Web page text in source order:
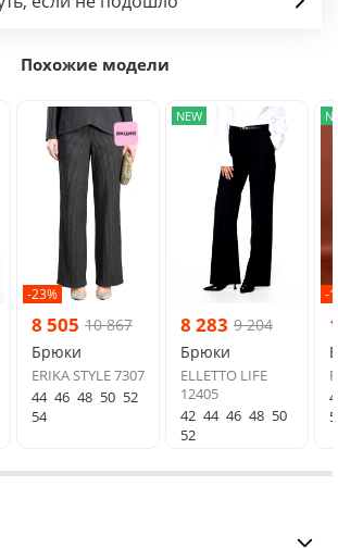
Похожие модели
-23%
8 505 10 867
Брюки
ERIKA STYLE 7307
44 46 48 50 52
54
NEW
8 283 9 204
Брюки
ELLETTO LIFE
12405
42 44 46 48 50
52
-